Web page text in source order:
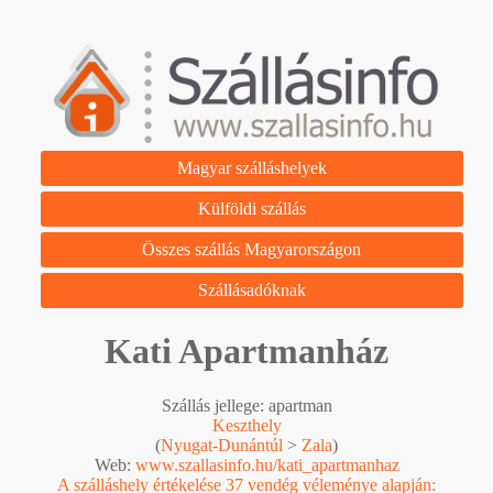
Magyar szálláshelyek
Külföldi szállás
Összes szállás Magyarországon
Szállásadóknak
Kati Apartmanház
Szállás jellege: apartman
Keszthely
(Nyugat-Dunántúl > Zala)
Web: www.szallasinfo.hu/kati_apartmanhaz
A szálláshely értékelése 37 vendég véleménye alapján: